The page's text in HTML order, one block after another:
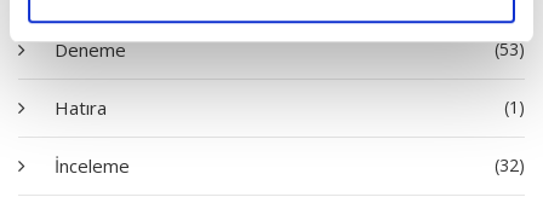
Deneme (53)
Hatıra (1)
İnceleme (32)